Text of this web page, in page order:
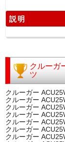
説明
クルーガ
ツ
クルーガー
クルーガー
クルーガー
クルーガー
クルーガー
クルーガー
クルーガー